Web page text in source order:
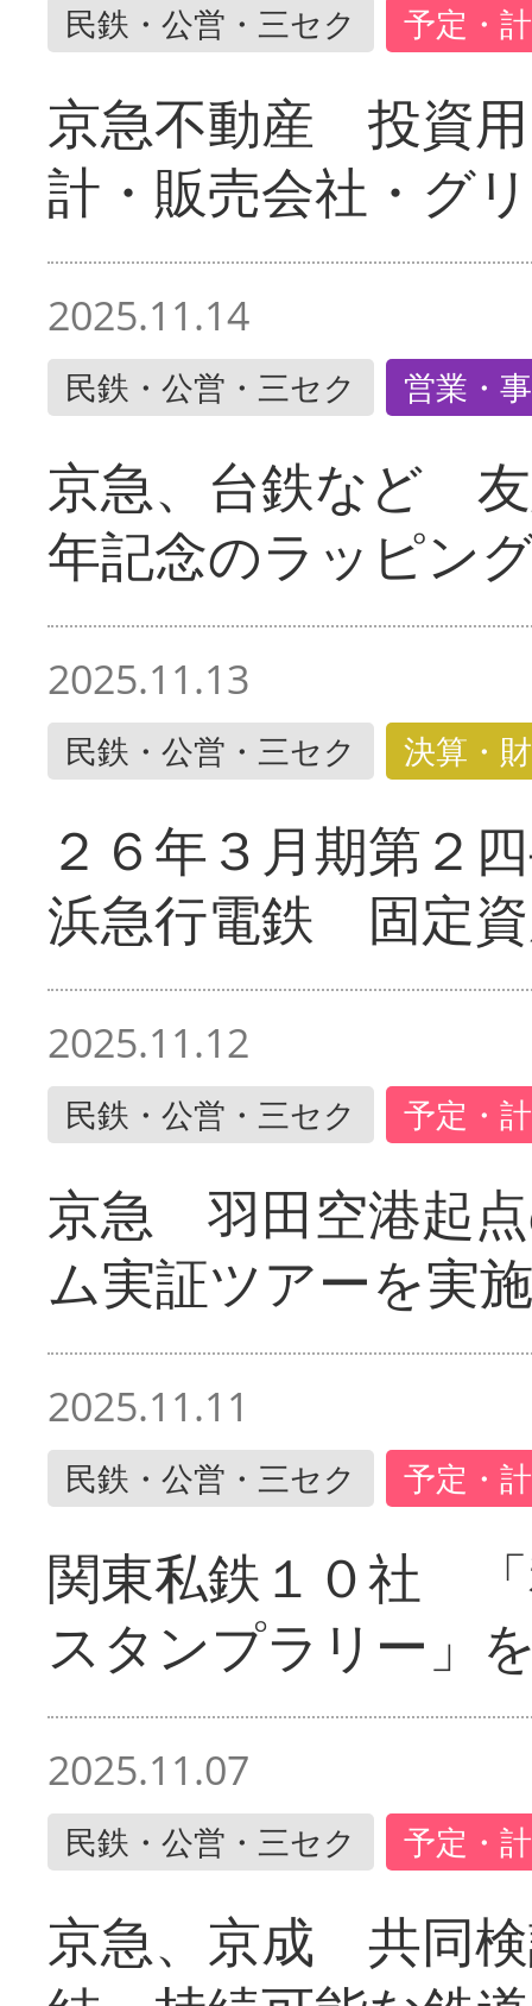
民鉄・公営・三セク 予定・
京急不動産 投資
計・販売会社・グ
2025.11.14
民鉄・公営・三セク 営業・
京急、台鉄など
年記念のラッピン
2025.11.13
民鉄・公営・三セク 決算・
２６年３月期第２
浜急行電鉄 固定
2025.11.12
民鉄・公営・三セク 予定・
京急 羽田空港起
ム実証ツアーを実施
2025.11.11
民鉄・公営・三セク 予定・
関東私鉄１０社
スタンプラリー」
2025.11.07
民鉄・公営・三セク 予定・
京急、京成 共同